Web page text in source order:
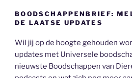
BOODSCHAPPENBRIEF:
DE LAATSE UPDATES
Wil jij op de hoogte gehouden
updates met Universele
nieuwste Boodschappen van